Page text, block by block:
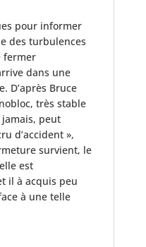
pour informer
des turbulences
fermer
dans une
D’après Bruce
très stable
peut
d’accident »,
survient, le
est
il à acquis peu
à une telle